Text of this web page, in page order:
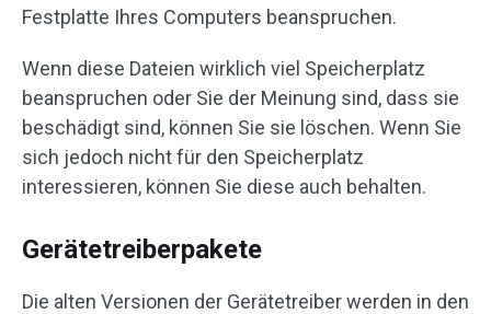
Festplatte Ihres Computers beanspruchen.
Wenn diese Dateien wirklich viel Speicherplatz
beanspruchen oder Sie der Meinung sind, dass sie
beschädigt sind, können Sie sie löschen. Wenn Sie
sich jedoch nicht für den Speicherplatz
interessieren, können Sie diese auch behalten.
Gerätetreiberpakete
Die alten Versionen der Gerätetreiber werden in den